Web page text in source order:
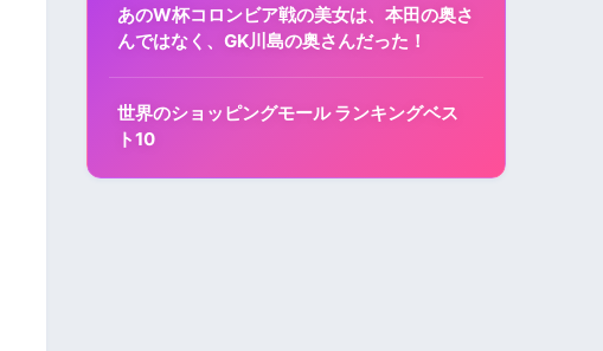
あのW杯コロンビア戦の美女は、本田の奥さ
んではなく、GK川島の奥さんだった！
世界のショッピングモール ランキングベス
ト10